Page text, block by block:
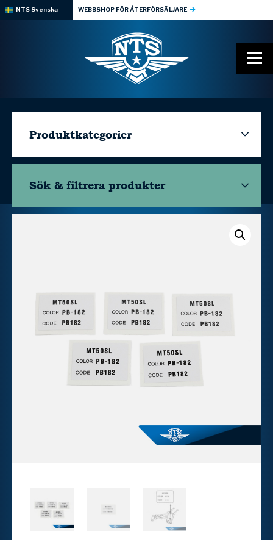
NTS Svenska WEBBSHOP FÖR ÅTERFÖRSÄLJARE
Produktkategorier
Sök & filtrera produkter